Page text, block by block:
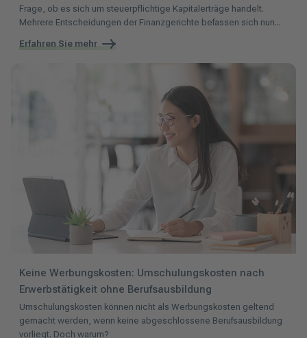
Frage, ob es sich um steuerpflichtige Kapitalerträge handelt.
Mehrere Entscheidungen der Finanzgerichte befassen sich nun...
Erfahren Sie mehr
Keine Werbungskosten: Umschulungskosten nach
Erwerbstätigkeit ohne Berufsausbildung
Umschulungskosten können nicht als Werbungskosten geltend
gemacht werden, wenn keine abgeschlossene Berufsausbildung
vorliegt. Doch warum?